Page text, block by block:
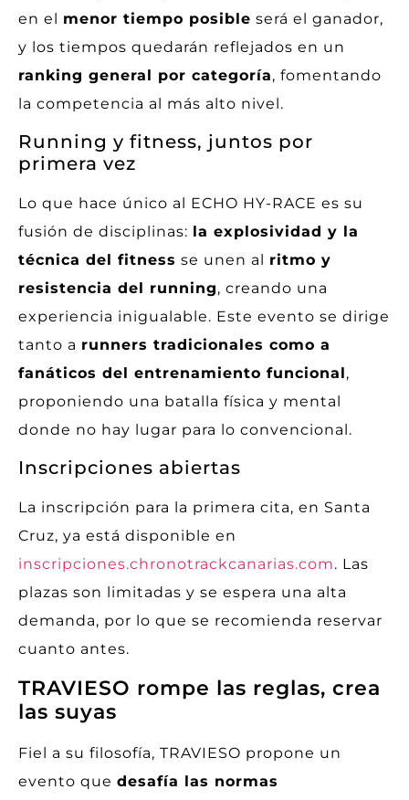
en el menor tiempo posible será el ganador,
y los tiempos quedarán reflejados en un
ranking general por categoría, fomentando
la competencia al más alto nivel.
Running y fitness, juntos por
primera vez
Lo que hace único al ECHO HY-RACE es su
fusión de disciplinas: la explosividad y la
técnica del fitness se unen al ritmo y
resistencia del running, creando una
experiencia inigualable. Este evento se dirige
tanto a runners tradicionales como a
fanáticos del entrenamiento funcional,
proponiendo una batalla física y mental
donde no hay lugar para lo convencional.
Inscripciones abiertas
La inscripción para la primera cita, en Santa
Cruz, ya está disponible en
inscripciones.chronotrackcanarias.com. Las
plazas son limitadas y se espera una alta
demanda, por lo que se recomienda reservar
cuanto antes.
TRAVIESO rompe las reglas, crea
las suyas
Fiel a su filosofía, TRAVIESO propone un
evento que desafía las normas